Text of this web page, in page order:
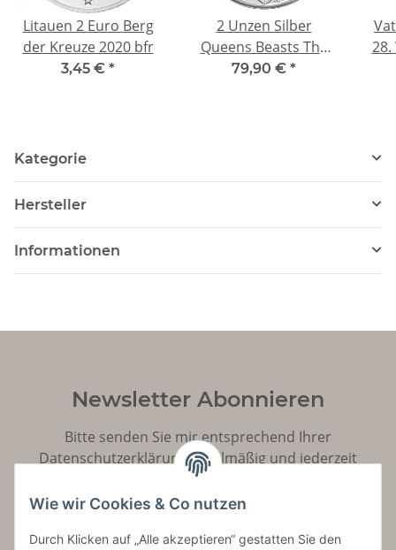
Litauen 2 Euro Berg
der Kreuze 2020 bfr
3,45 € *
2 Unzen Silber
Queens Beasts The
Lion 2016
79,90 € *
Kategorie
Hersteller
Informationen
Newsletter Abonnieren
Bitte senden Sie mir entsprechend Ihrer
Datenschutzerklärungregelmäßig und jederzeit
widerruflich Informationen zu Ihrem Produktsortiment
per E-Mail zu.
Abonnieren
Wie wir Cookies & Co nutzen
Durch Klicken auf „Alle akzeptieren“ gestatten Sie den